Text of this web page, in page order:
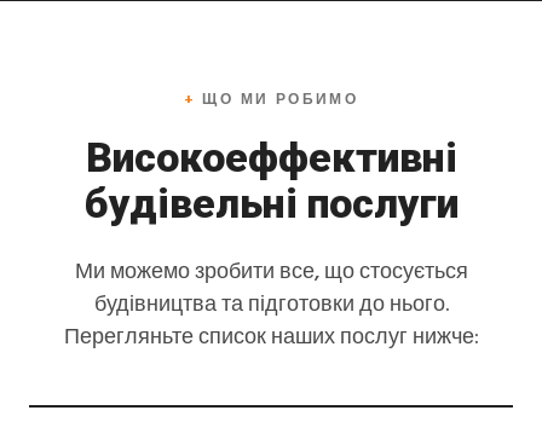
+ ЩО МИ РОБИМО
Високоеффективні
будівельні послуги
Ми можемо зробити все, що стосується
будівництва та підготовки до нього.
Перегляньте список наших послуг нижче: